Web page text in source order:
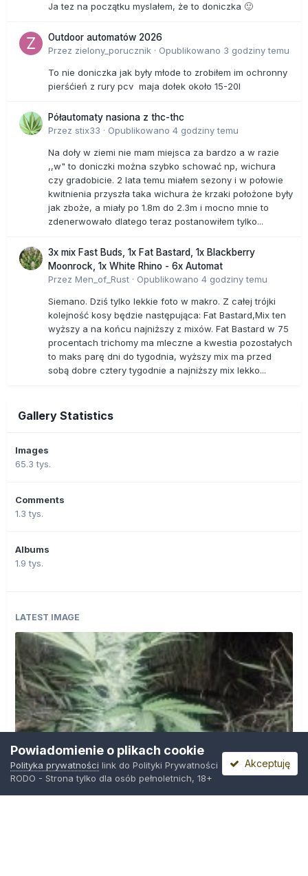
Ja tez na początku myslałem, że to doniczka 🙂
Outdoor automatów 2026
Przez zielony_porucznik · Opublikowano 3 godziny temu
To nie doniczka jak były młode to zrobiłem im ochronny
pierśćień z rury pcv maja dołek około 15-20l
Półautomaty nasiona z thc-thc
Przez stix33 · Opublikowano 4 godziny temu
Na doły w ziemi nie mam miejsca za bardzo a w razie
,,w" to doniczki można szybko schować np, wichura
czy gradobicie. 2 lata temu miałem sezony i w połowie
kwitnienia przyszła taka wichura że krzaki położone były
jak zboże, a miały po 1.8m do 2.3m i mocno mnie to
zdenerwowało dlatego teraz postanowiłem tylko...
3x mix Fast Buds, 1x Fat Bastard, 1x Blackberry
Moonrock, 1x White Rhino - 6x Automat
Przez Men_of_Rust · Opublikowano 4 godziny temu
Siemano. Dziś tylko lekkie foto w makro. Z całej trójki
kolejność kosy będzie następująca: Fat Bastard,Mix ten
wyższy a na końcu najniższy z mixów. Fat Bastard w 75
procentach trichomy ma mleczne a kwestia pozostałych
to maks parę dni do tygodnia, wyższy mix ma przed
sobą dobre cztery tygodnie a najniższy mix lekko...
Gallery Statistics
Images
65.3 tys.
Comments
1.3 tys.
Albums
1.9 tys.
LATEST IMAGE
Powiadomienie o plikach cookie
Polityka prywatności link do Polityki Prywatności
RODO - Strona tylko dla osób pełnoletnich, 18+
Akceptuję